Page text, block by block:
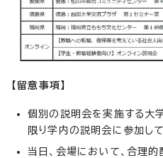
【留意事項】
個別の説明会を実施する大
限り学内の説明会に参加して
当日、会場において、合理